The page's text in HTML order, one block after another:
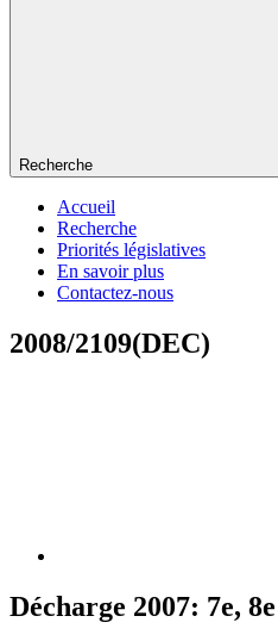
Recherche
Accueil
Recherche
Priorités législatives
En savoir plus
Contactez-nous
2008/2109(DEC)
Décharge 2007: 7e,